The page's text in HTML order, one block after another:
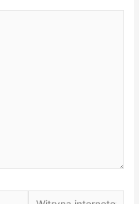
Witryna